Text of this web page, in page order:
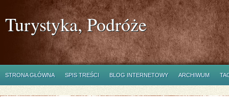
Turystyka, Podróże
STRONA GŁÓWNA SPIS TREŚCI BLOG INTERNETOWY ARCHIWUM